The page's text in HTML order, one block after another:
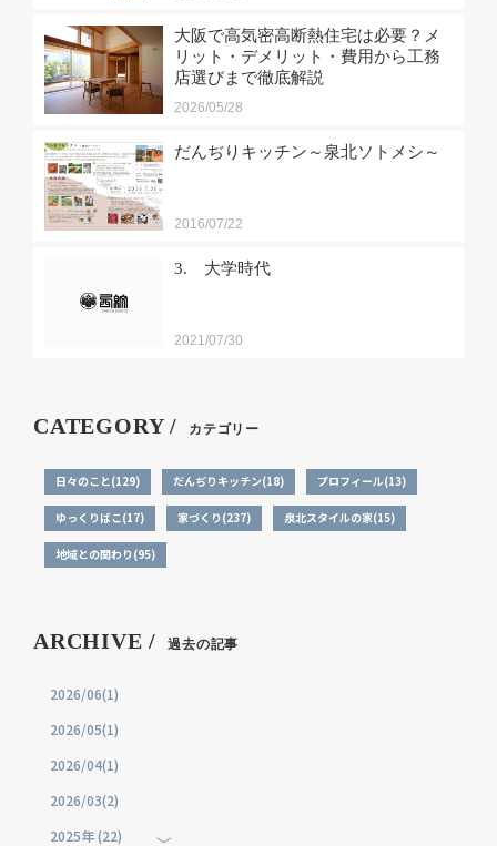
大阪で高気密高断熱住宅は必要？メ
リット・デメリット・費用から工務
店選びまで徹底解説
2026/05/28
だんぢりキッチン～泉北ソトメシ～
2016/07/22
3. 大学時代
2021/07/30
CATEGORY / カテゴリー
日々のこと(129) だんぢりキッチン(18) プロフィール(13)
ゆっくりばこ(17) 家づくり(237) 泉北スタイルの家(15)
地域との関わり(95)
ARCHIVE / 過去の記事
2026/06(1)
2026/05(1)
2026/04(1)
2026/03(2)
2025年 (22)